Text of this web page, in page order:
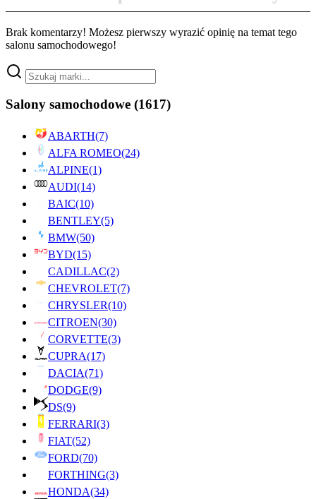
Brak komentarzy! Możesz pierwszy wyrazić opinię na temat tego
salonu samochodowego!
Salony samochodowe (1617)
ABARTH(7)
ALFA ROMEO(24)
ALPINE(1)
AUDI(14)
BAIC(10)
BENTLEY(5)
BMW(50)
BYD(15)
CADILLAC(2)
CHEVROLET(7)
CHRYSLER(10)
CITROEN(30)
CORVETTE(3)
CUPRA(17)
DACIA(71)
DODGE(9)
DS(9)
FERRARI(3)
FIAT(52)
FORD(70)
FORTHING(3)
HONDA(34)